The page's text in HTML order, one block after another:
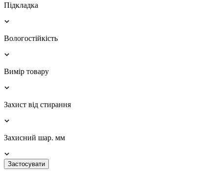
Підкладка
Вологостійкість
Вимір товару
Захист від стирання
Захисний шар. мм
Застосувати